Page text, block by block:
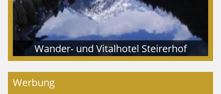
Wander- und Vitalhotel Steirerhof
Werbung